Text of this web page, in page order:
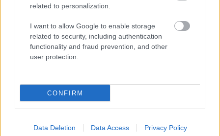
related to personalization.
I want to allow Google to enable storage
related to security, including authentication
functionality and fraud prevention, and other
user protection.
CONFIRM
Data Deletion Data Access Privacy Policy
Alle medlemmer av Langrenn.com har full tilgang
til alt innhold på nettsiden, samt direktesendinger
fra alle Ski Classics Pro Tour-eventer med engelske
kommentarer på strømmekanalenSC Play
som medlem av ett av verdens ledende XC-
året.
Registrer deg som medlemHER